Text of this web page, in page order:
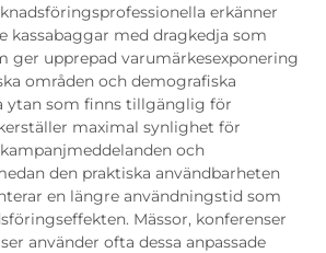
erkänner
kassabaggar med dragkedja som
ger upprepad varumärkesexponering
områden och demografiska
ytan som finns tillgänglig för
maximal synlighet för
och
den praktiska användbarheten
en längre användningstid som
Mässor, konferenser
använder ofta dessa anpassade